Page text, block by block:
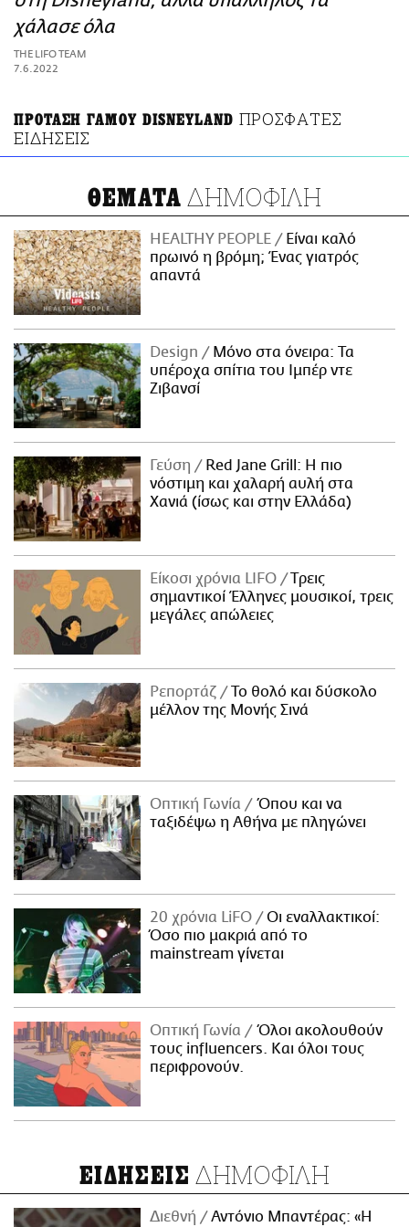
ΑΜΠΑ
PRINT
χάλασε όλα
THE LIFO TEAM
7.6.2022
ΠΡΟΤΑΣΗ ΓΑΜΟΥ DISNEYLAND ΠΡΟΣΦΑΤΕΣ
ΕΙΔΗΣΕΙΣ
ΘΕΜΑΤΑ ΔΗΜΟΦΙΛΗ
HEALTHY PEOPLE
Είναι καλό
πρωινό η βρόμη; Ένας γιατρός
απαντά
Design
Μόνο στα όνειρα: Τα
υπέροχα σπίτια του Ιμπέρ ντε
Ζιβανσί
Γεύση
Red Jane Grill: Η πιο
νόστιμη και χαλαρή αυλή στα
Χανιά (ίσως και στην Ελλάδα)
Είκοσι χρόνια LIFO
Tρεις
σημαντικοί Έλληνες μουσικοί, τρεις
μεγάλες απώλειες
Ρεπορτάζ
Το θολό και δύσκολο
μέλλον της Μονής Σινά
Οπτική Γωνία
Όπου και να
ταξιδέψω η Αθήνα με πληγώνει
20 χρόνια LiFO
Οι εναλλακτικοί:
Όσο πιο μακριά από το
mainstream γίνεται
Οπτική Γωνία
Όλοι ακολουθούν
τους influencers. Και όλοι τους
περιφρονούν.
ΕΙΔΗΣΕΙΣ ΔΗΜΟΦΙΛΗ
Διεθνή Αντόνιο Μπαντέρας: «Η